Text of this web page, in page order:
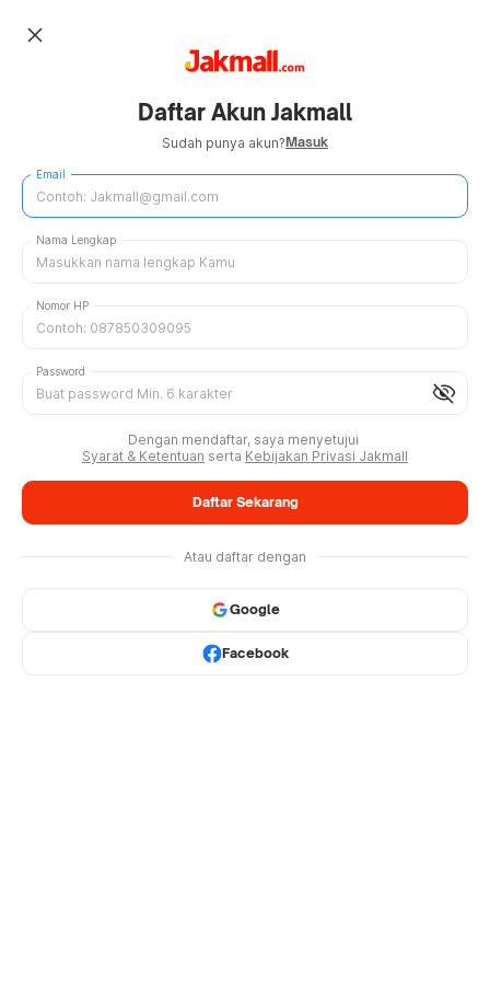
close
Daftar Akun Jakmall
Sudah punya akun?Masuk
Email
Nama Lengkap
Nomor HP
visibility_off
Password
Dengan mendaftar, saya menyetujui
Syarat & Ketentuan serta Kebijakan Privasi Jakmall
Daftar Sekarang
Atau daftar dengan
Google
Facebook